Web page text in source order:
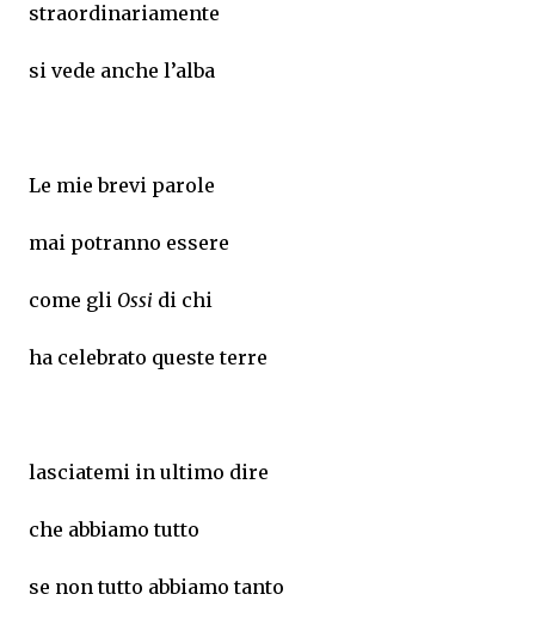
straordinariamente
si vede anche l’alba
Le mie brevi parole
mai potranno essere
come gli Ossi di chi
ha celebrato queste terre
lasciatemi in ultimo dire
che abbiamo tutto
se non tutto abbiamo tanto